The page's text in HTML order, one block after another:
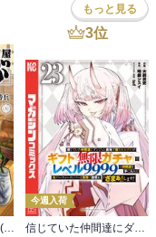
もっと見る
異世界居酒屋「のぶ」(22)
3位
今週入荷
信じていた仲間達にダンジョン奥地で殺されかけたがギフト『無限ガチャ』でレベル９９９９の仲間達を手に入れて元パーティーメンバーと世界に復讐＆『ざまぁ！』します！（２３）